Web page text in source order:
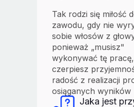
Jaka jest
Tak rodzi się miłość
zawodu, gdy nie
sobie włosów z
ponieważ „musisz"
wykonywać tę
czerpiesz
radość z realizacji
osiąganych wyników